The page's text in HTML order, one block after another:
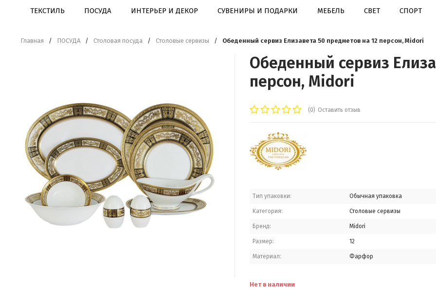
ТЕКСТИЛЬ ПОСУДА ИНТЕРЬЕР И ДЕКОР СУВЕНИРЫ И ПОДАРКИ МЕБЕЛЬ СВЕТ СПОРТ
Главная / ПОСУДА / Столовая посуда / Столовые сервизы / Обеденный сервиз Елизавета 50 предметов на 12 персон, Midori
Обеденный сервиз
персон, Midori
(0) Оставить отзыв
Тип упаковки: Обычная упаковка
Категория: Столовые сервизы
Бренд: Midori
Размер: 12
Материал: Фарфор
Нет в наличии